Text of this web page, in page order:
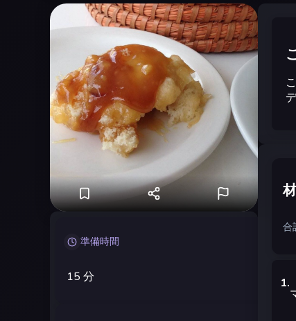
準備時間
15 分
合
1.